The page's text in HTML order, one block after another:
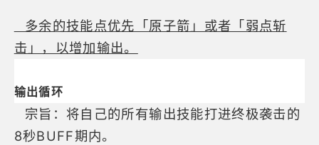
多余的技能点优先「原子箭」或者「弱点斩
击」，以增加输出。
输出循环
宗旨：将自己的所有输出技能打进终极袭击的
8秒BUFF期内。